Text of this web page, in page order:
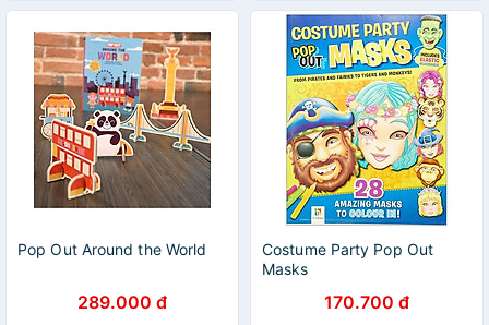
Pop Out Around the World
289.000 đ
Costume Party Pop Out
Masks
170.700 đ